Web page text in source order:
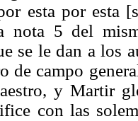
esta por esta
nota 5 del
se le dan a los
de campo
y Martir
con las